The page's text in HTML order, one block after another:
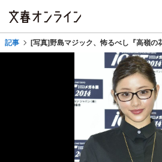
記事 [写真]野島マジック、怖るべし『高嶺